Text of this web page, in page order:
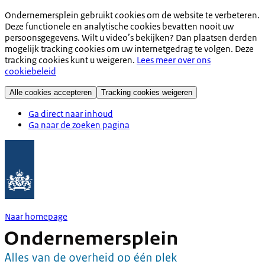
Ondernemersplein gebruikt cookies om de website te verbeteren.
Deze functionele en analytische cookies bevatten nooit uw
persoonsgegevens. Wilt u video’s bekijken? Dan plaatsen derden
mogelijk tracking cookies om uw internetgedrag te volgen. Deze
tracking cookies kunt u weigeren. Lees meer over ons
cookiebeleid
Alle cookies accepteren Tracking cookies weigeren
Ga direct naar inhoud
Ga naar de zoeken pagina
Naar homepage